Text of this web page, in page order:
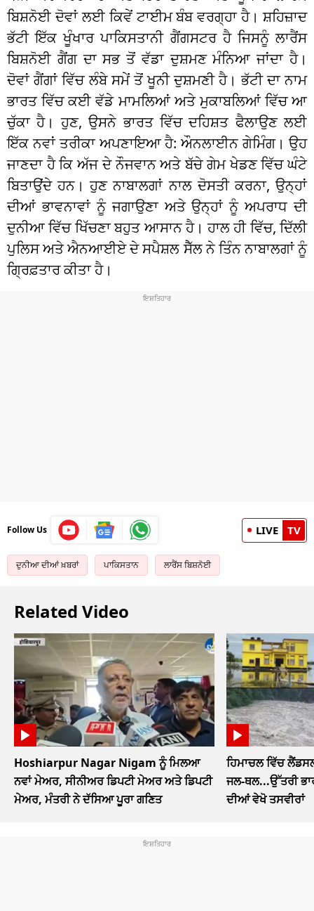
ਬਿਸ਼ਨੋਈ ਦੋਵਾਂ ਲਈ ਕਿਵੇਂ ਟਾਈਮ ਬੰਬ ਵਰਗ੍ਹਾ ਹੈ। ਸ਼ਹਿਜ਼ਾਦ
ਭੱਟੀ ਇੱਕ ਖੂੰਖਾਰ ਪਾਕਿਸਤਾਨੀ ਗੈਂਗਸਟਰ ਹੈ ਜਿਸਨੂੰ ਲਾਰੈਂਸ
ਬਿਸ਼ਨੋਈ ਗੈਂਗ ਦਾ ਸਭ ਤੋਂ ਵੱਡਾ ਦੁਸ਼ਮਣ ਮੰਨਿਆ ਜਾਂਦਾ ਹੈ।
ਦੋਵਾਂ ਗੈਂਗਾਂ ਵਿੱਚ ਲੰਬੇ ਸਮੇਂ ਤੋਂ ਖੂਨੀ ਦੁਸ਼ਮਣੀ ਹੈ। ਭੱਟੀ ਦਾ ਨਾਮ
ਭਾਰਤ ਵਿੱਚ ਕਈ ਵੱਡੇ ਮਾਮਲਿਆਂ ਅਤੇ ਮੁਕਾਬਲਿਆਂ ਵਿੱਚ ਆ
ਚੁੱਕਾ ਹੈ। ਹੁਣ, ਉਸਨੇ ਭਾਰਤ ਵਿੱਚ ਦਹਿਸ਼ਤ ਫੈਲਾਉਣ ਲਈ
ਇੱਕ ਨਵਾਂ ਤਰੀਕਾ ਅਪਣਾਇਆ ਹੈ: ਔਨਲਾਈਨ ਗੇਮਿੰਗ। ਉਹ
ਜਾਣਦਾ ਹੈ ਕਿ ਅੱਜ ਦੇ ਨੌਜਵਾਨ ਅਤੇ ਬੱਚੇ ਗੇਮ ਖੇਡਣ ਵਿੱਚ ਘੰਟੇ
ਬਿਤਾਉਂਦੇ ਹਨ। ਹੁਣ ਨਾਬਾਲਗਾਂ ਨਾਲ ਦੋਸਤੀ ਕਰਨਾ, ਉਨ੍ਹਾਂ
ਦੀਆਂ ਭਾਵਨਾਵਾਂ ਨੂੰ ਜਗਾਉਣਾ ਅਤੇ ਉਨ੍ਹਾਂ ਨੂੰ ਅਪਰਾਧ ਦੀ
ਦੁਨੀਆ ਵਿੱਚ ਖਿੱਚਣਾ ਬਹੁਤ ਆਸਾਨ ਹੈ। ਹਾਲ ਹੀ ਵਿੱਚ, ਦਿੱਲੀ
ਪੁਲਿਸ ਅਤੇ ਐਨਆਈਏ ਦੇ ਸਪੈਸ਼ਲ ਸੈੱਲ ਨੇ ਤਿੰਨ ਨਾਬਾਲਗਾਂ ਨੂੰ
ਗ੍ਰਿਫ਼ਤਾਰ ਕੀਤਾ ਹੈ।
Follow Us LIVE TV
ਦੁਨੀਆ ਦੀਆਂ ਖ਼ਬਰਾਂ ਪਾਕਿਸਤਾਨ ਲਾਰੈਂਸ ਬਿਸ਼ਨੋਈ
Related Video
Hoshiarpur Nagar Nigam ਨੂੰ ਮਿਲਆ
ਨਵਾਂ ਮੇਅਰ, ਸੀਨੀਅਰ ਡਿਪਟੀ ਮੇਅਰ ਅਤੇ ਡਿਪਟੀ
ਮੇਅਰ, ਮੰਤਰੀ ਨੇ ਦੱਸਿਆ ਪੂਰਾ ਗਣਿਤ
ਹਿਮਾਚਲ ਵਿੱਚ
ਜਲ-ਥਲ...ਉੱਤਰੀ
ਦੀਆਂ ਵੇਖੋ ਤਸਵੀਰਾਂ